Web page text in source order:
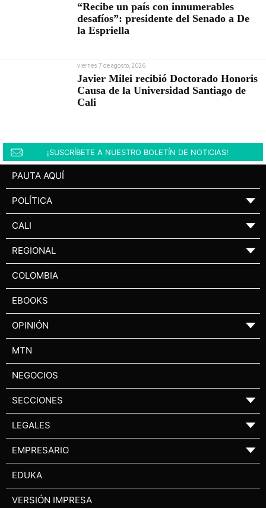
“Recibe un país con innumerables
desafíos”: presidente del Senado a De
la Espriella
viernes 7 de agosto, 2026
Javier Milei recibió Doctorado Honoris
Causa de la Universidad Santiago de
Cali
¡SUSCRÍBETE A NUESTRO BOLETÍN DE NOTICIAS!
PAUTA AQUÍ
POLÍTICA ▼
CALI ▼
REGIONAL ▼
COLOMBIA
EBOOKS
OPINIÓN ▼
MTN
NEGOCIOS
SECCIONES ▼
LEGALES ▼
EMPRESARIO ▼
EDUKA
VERSIÓN IMPRESA